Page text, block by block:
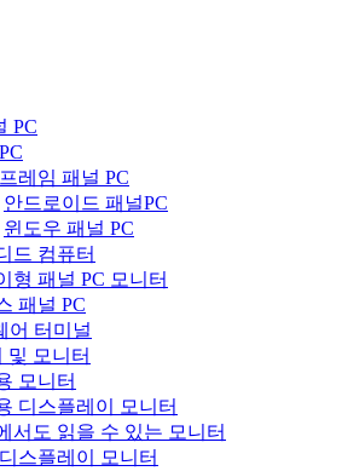
PC
레임 패널 PC
안드로이드 패널PC
윈도우 패널 PC
드 컴퓨터
형 패널 PC 모니터
패널 PC
어 터미널
및 모니터
모니터
디스플레이 모니터
서도 읽을 수 있는 모니터
스플레이 모니터